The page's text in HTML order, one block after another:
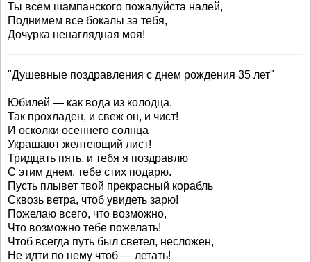
Ты всем шампанского пожалуйста налей,
Поднимем все бокалы за тебя,
Дочурка ненаглядная моя!
"Душевные поздравления с днем рождения 35 лет"
Юбилей — как вода из колодца.
Так прохладен, и свеж он, и чист!
И осколки осеннего солнца
Украшают желтеющий лист!
Тридцать пять, и тебя я поздравлю
С этим днем, тебе стих подарю.
Пусть плывет твой прекрасный корабль
Сквозь ветра, чтоб увидеть зарю!
Пожелаю всего, что возможно,
Что возможно тебе пожелать!
Чтоб всегда путь был светел, несложен,
Не идти по нему чтоб — летать!